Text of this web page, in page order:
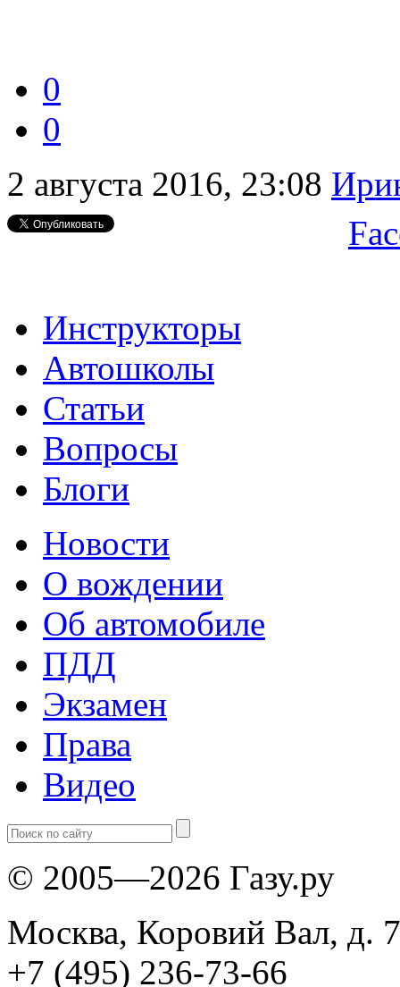
0
0
2 августа 2016, 23:08
Инструкторы
Автошколы
Статьи
Вопросы
Блоги
Новости
О вождении
Об автомобиле
ПДД
Экзамен
Права
Видео
© 2005—2026 Газу.ру
Москва, Коровий Вал, д.
+7 (495) 236-73-66